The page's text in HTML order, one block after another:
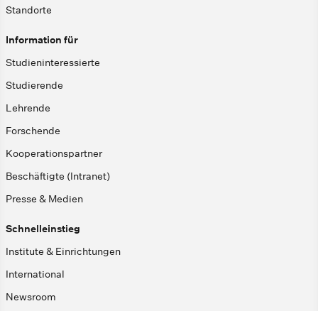
Standorte
Information für
Studieninteressierte
Studierende
Lehrende
Forschende
Kooperationspartner
Beschäftigte (Intranet)
Presse & Medien
Schnelleinstieg
Institute & Einrichtungen
International
Newsroom